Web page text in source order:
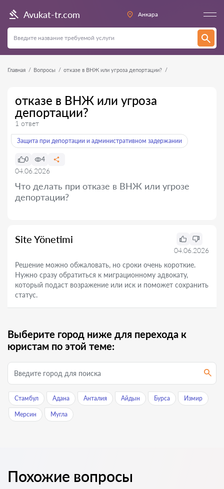
Avukat-tr.com Анкара
Главная Вопросы отказе в ВНЖ или угроза депортации?
отказе в ВНЖ или угроза
депортации?
1 ответ
Защита при депортации и административном задержании
0 4
04.06.2026
Что делать при отказе в ВНЖ или угрозе
депортации?
Site Yönetimi
04.06.2026
Решение можно обжаловать, но сроки очень короткие.
Нужно сразу обратиться к миграционному адвокату,
который подаст возражение или иск и поможет сохранить
статус.
Выберите город ниже для перехода к
юристам по этой теме:
Стамбул Адана Анталия Айдын Бурса Измир
Мерсин Мугла
Похожие вопросы